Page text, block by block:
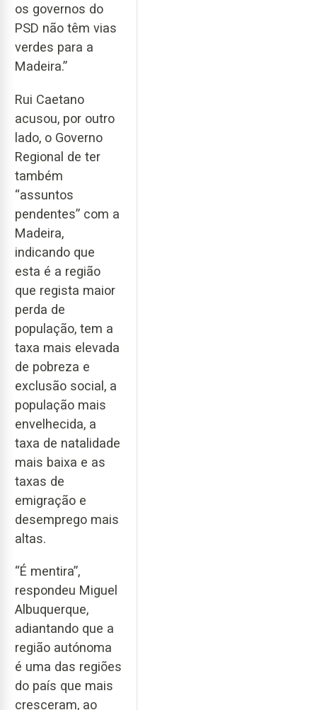
os governos do
PSD não têm vias
verdes para a
Madeira.”
Rui Caetano
acusou, por outro
lado, o Governo
Regional de ter
também
“assuntos
pendentes” com a
Madeira,
indicando que
esta é a região
que regista maior
perda de
população, tem a
taxa mais elevada
de pobreza e
exclusão social, a
população mais
envelhecida, a
taxa de natalidade
mais baixa e as
taxas de
emigração e
desemprego mais
altas.
“É mentira”,
respondeu Miguel
Albuquerque,
adiantando que a
região autónoma
é uma das regiões
do país que mais
cresceram, ao